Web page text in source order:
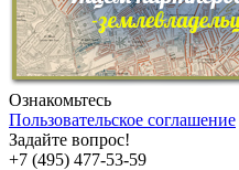
Ознакомьтесь
Пользовательское соглашение
Задайте вопрос!
+7 (495) 477-53-59